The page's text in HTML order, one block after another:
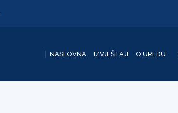
NASLOVNA IZVJEŠTAJI O UREDU